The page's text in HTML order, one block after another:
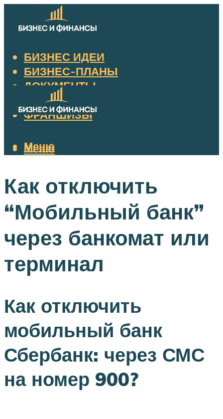
БИЗНЕС ИДЕИ
БИЗНЕС-ПЛАНЫ
ДОКУМЕНТЫ
НАЛОГИ
ФРАНШИЗЫ
Меню
Меню
Как отключить
“Мобильный банк”
через банкомат или
терминал
Как отключить
мобильный банк
Сбербанк: через СМС
на номер 900?